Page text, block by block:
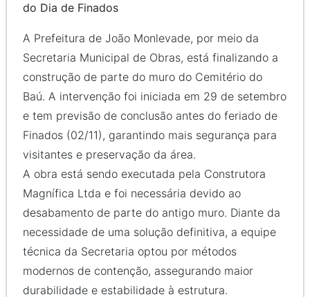
do Dia de Finados
A Prefeitura de João Monlevade, por meio da
Secretaria Municipal de Obras, está finalizando a
construção de parte do muro do Cemitério do
Baú. A intervenção foi iniciada em 29 de setembro
e tem previsão de conclusão antes do feriado de
Finados (02/11), garantindo mais segurança para
visitantes e preservação da área.
A obra está sendo executada pela Construtora
Magnífica Ltda e foi necessária devido ao
desabamento de parte do antigo muro. Diante da
necessidade de uma solução definitiva, a equipe
técnica da Secretaria optou por métodos
modernos de contenção, assegurando maior
durabilidade e estabilidade à estrutura.